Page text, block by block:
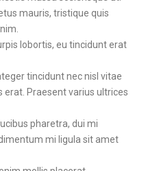
mauris, tristique quis
lobortis, eu tincidunt erat
tincidunt nec nisl vitae
erat. Praesent varius ultrices
pharetra, dui mi
mi ligula sit amet